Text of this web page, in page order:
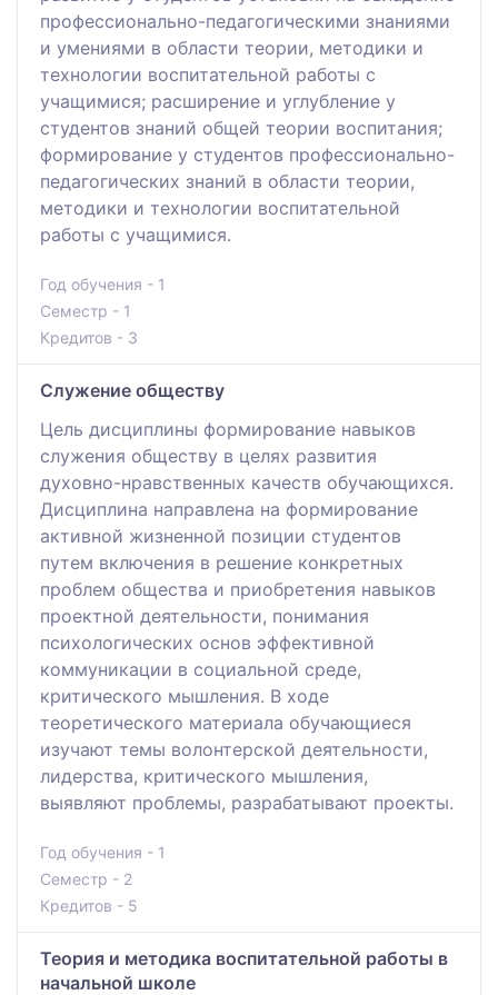
профессионально-педагогическими знаниями
и умениями в области теории, методики и
технологии воспитательной работы с
учащимися; расширение и углубление у
студентов знаний общей теории воспитания;
формирование у студентов профессионально-
педагогических знаний в области теории,
методики и технологии воспитательной
работы с учащимися.
Год обучения - 1
Семестр - 1
Кредитов - 3
Служение обществу
Цель дисциплины формирование навыков
служения обществу в целях развития
духовно-нравственных качеств обучающихся.
Дисциплина направлена на формирование
активной жизненной позиции студентов
путем включения в решение конкретных
проблем общества и приобретения навыков
проектной деятельности, понимания
психологических основ эффективной
коммуникации в социальной среде,
критического мышления. В ходе
теоретического материала обучающиеся
изучают темы волонтерской деятельности,
лидерства, критического мышления,
выявляют проблемы, разрабатывают проекты.
Год обучения - 1
Семестр - 2
Кредитов - 5
Теория и методика воспитательной работы в
начальной школе